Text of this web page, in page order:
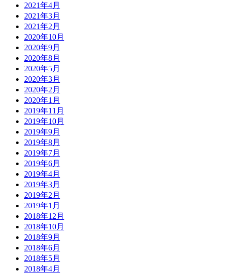
2021年4月
2021年3月
2021年2月
2020年10月
2020年9月
2020年8月
2020年5月
2020年3月
2020年2月
2020年1月
2019年11月
2019年10月
2019年9月
2019年8月
2019年7月
2019年6月
2019年4月
2019年3月
2019年2月
2019年1月
2018年12月
2018年10月
2018年9月
2018年6月
2018年5月
2018年4月